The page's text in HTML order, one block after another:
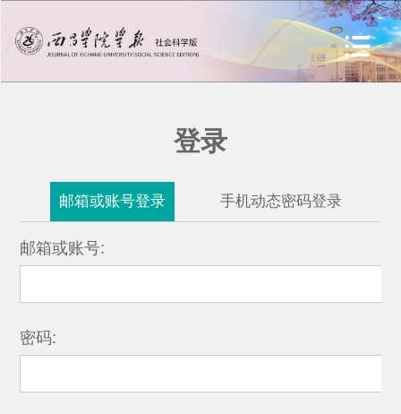
登录
邮箱或账号登录 手机动态密码登录
邮箱或账号:
密码: